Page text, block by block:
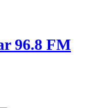
96.8 FM